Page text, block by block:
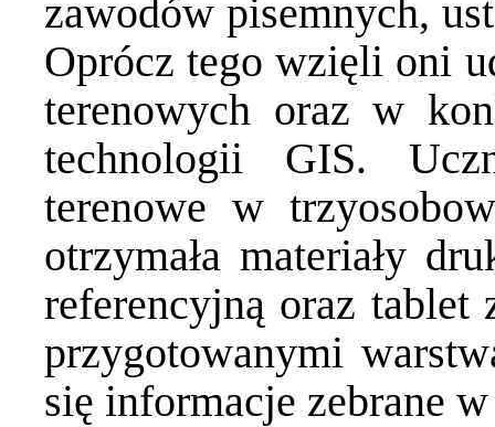
zawodów pisemnych,
Oprócz tego wzięli oni
terenowych oraz w
technologii GIS.
terenowe w
otrzymała materiały
referencyjną oraz tablet
przygotowanymi
się informacje zebrane